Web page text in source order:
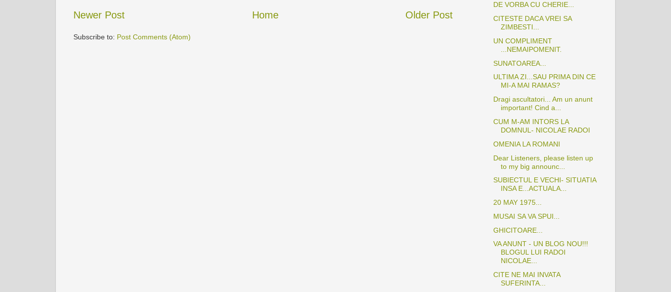
Newer Post Older Post
Home
Subscribe to: Post Comments (Atom)
DE VORBA CU CHERIE...
CITESTE DACA VREI SA
ZIMBESTI...
UN COMPLIMENT
...NEMAIPOMENIT.
SUNATOAREA...
ULTIMA ZI...SAU PRIMA DIN CE
MI-A MAI RAMAS?
Dragi ascultatori... Am un anunt
important! Cind a...
CUM M-AM INTORS LA
DOMNUL- NICOLAE RADOI
OMENIA LA ROMANI
Dear Listeners, please listen up
to my big announc...
SUBIECTUL E VECHI- SITUATIA
INSA E...ACTUALA...
20 MAY 1975...
MUSAI SA VA SPUI...
GHICITOARE...
VA ANUNT - UN BLOG NOU!!!
BLOGUL LUI RADOI
NICOLAE...
CITE NE MAI INVATA
SUFERINTA...